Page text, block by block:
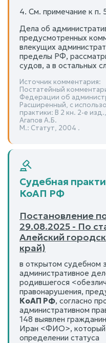
4. См. примечание к п.
Дела об
предусмотренных
влекущих
пределы РФ,
судов, а в остальных
Источник комментария:
Постатейный
Федерации об
Расширенный, с
практики: В 2 кн. 2-е
Агапов А.Б.
М.: Статут, 2004 .
Судебная
КоАП РФ
Постановление
29.08.2025 - По
Алейский
край)
в открытом судебном
административное
родившегося
правонарушения,
КоАП РФ, согласно
административном
148 выявлен
Иран <ФИО>, который
определении статуса